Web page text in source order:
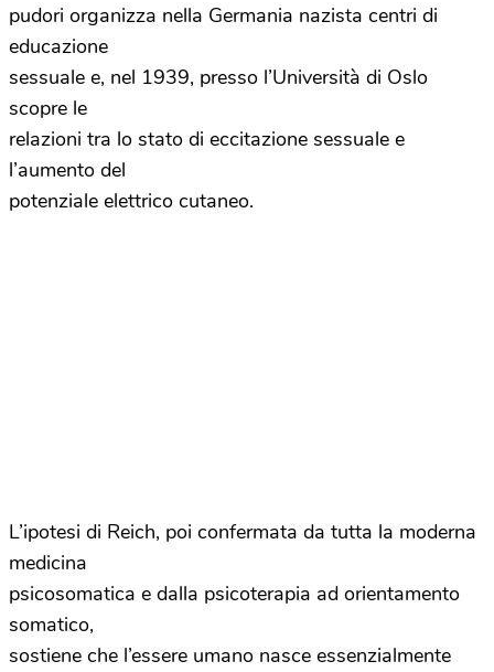
pudori organizza nella Germania nazista centri di
educazione
sessuale e, nel 1939, presso l’Università di Oslo
scopre le
relazioni tra lo stato di eccitazione sessuale e
l’aumento del
potenziale elettrico cutaneo.
L’ipotesi di Reich, poi confermata da tutta la moderna
medicina
psicosomatica e dalla psicoterapia ad orientamento
somatico,
sostiene che l’essere umano nasce essenzialmente